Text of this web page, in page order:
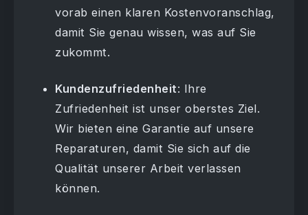
vorab einen klaren Kostenvoranschlag,
damit Sie genau wissen, was auf Sie
zukommt.
Kundenzufriedenheit: Ihre
Zufriedenheit ist unser oberstes Ziel.
Wir bieten eine Garantie auf unsere
Reparaturen, damit Sie sich auf die
Qualität unserer Arbeit verlassen
können.